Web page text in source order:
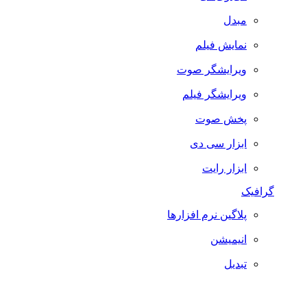
مبدل
نمایش فیلم
ویرایشگر صوت
ویرایشگر فیلم
پخش صوت
ابزار سی دی
ابزار رایت
گرافیک
پلاگین نرم افزارها
انیمیشن
تبدیل